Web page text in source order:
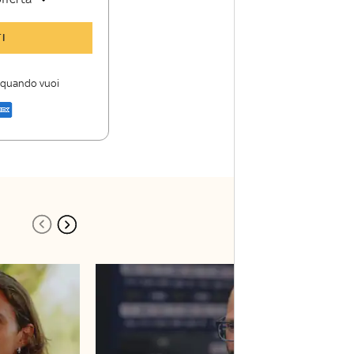
di Sky Sport
vuoi